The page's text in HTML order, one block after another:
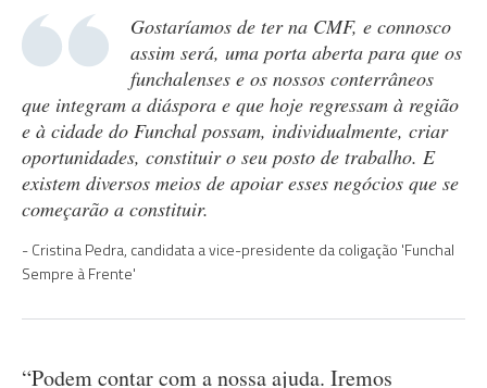
Gostaríamos de ter na CMF, e connosco
assim será, uma porta aberta para que os
funchalenses e os nossos conterrâneos
que integram a diáspora e que hoje regressam à região
e à cidade do Funchal possam, individualmente, criar
oportunidades, constituir o seu posto de trabalho. E
existem diversos meios de apoiar esses negócios que se
começarão a constituir.
Cristina Pedra, candidata a vice-presidente da coligação 'Funchal
Sempre à Frente'
“Podem contar com a nossa ajuda. Iremos